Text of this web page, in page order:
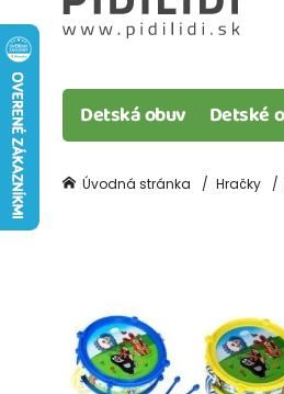
Detská obuv Detské
Úvodná stránka Hračky